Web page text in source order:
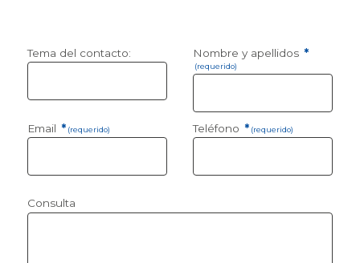
Tema del contacto: Nombre y apellidos *
(requerido)
Email * (requerido) Teléfono * (requerido)
Consulta